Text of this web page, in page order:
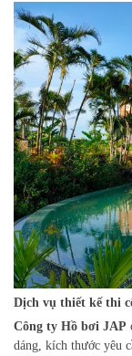
Dịch vụ thiết kế thi
Công ty Hồ bơi JAP
dáng, kích thước yêu